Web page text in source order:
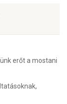
erőt a mostani